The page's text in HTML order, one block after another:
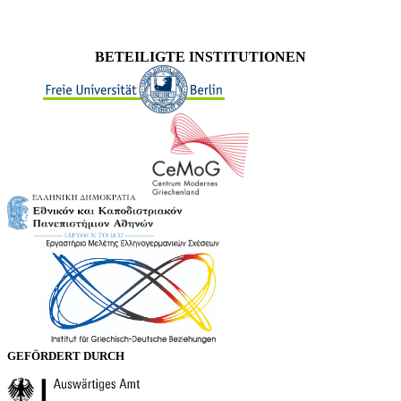
BETEILIGTE INSTITUTIONEN
GEFÖRDERT DURCH